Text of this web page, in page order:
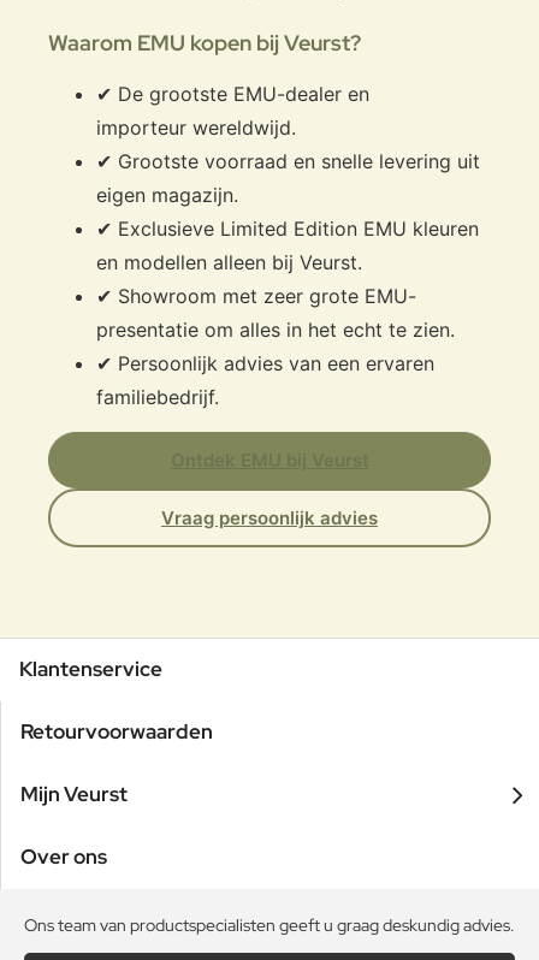
Waarom EMU kopen bij Veurst?
✔ De grootste EMU-dealer en
importeur wereldwijd.
✔ Grootste voorraad en snelle levering uit
eigen magazijn.
✔ Exclusieve Limited Edition EMU kleuren
en modellen alleen bij Veurst.
✔ Showroom met zeer grote EMU-
presentatie om alles in het echt te zien.
✔ Persoonlijk advies van een ervaren
familiebedrijf.
Vraag persoonlijk advies
Klantenservice
Retourvoorwaarden
Mijn Veurst
Over ons
Ons team van productspecialisten geeft u graag deskundig advies.